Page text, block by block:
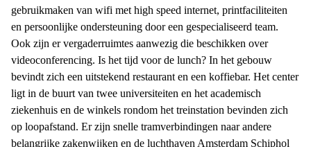
gebruikmaken van wifi met high speed internet, printfaciliteiten
en persoonlijke ondersteuning door een gespecialiseerd team.
Ook zijn er vergaderruimtes aanwezig die beschikken over
videoconferencing. Is het tijd voor de lunch? In het gebouw
bevindt zich een uitstekend restaurant en een koffiebar. Het center
ligt in de buurt van twee universiteiten en het academisch
ziekenhuis en de winkels rondom het treinstation bevinden zich
op loopafstand. Er zijn snelle tramverbindingen naar andere
belangrijke zakenwijken en de luchthaven Amsterdam Schiphol